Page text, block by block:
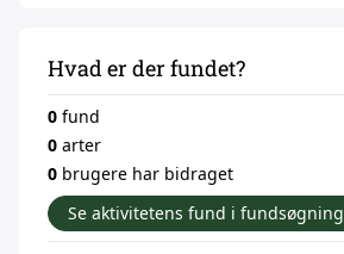
Hvad er der fundet?
0 fund
0 arter
0 brugere har bidraget
Se aktivitetens fund i fundsøgning